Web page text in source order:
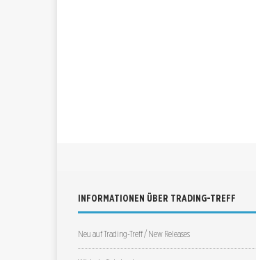
INFORMATIONEN ÜBER TRADING-TREFF
Neu auf Trading-Treff / New Releases